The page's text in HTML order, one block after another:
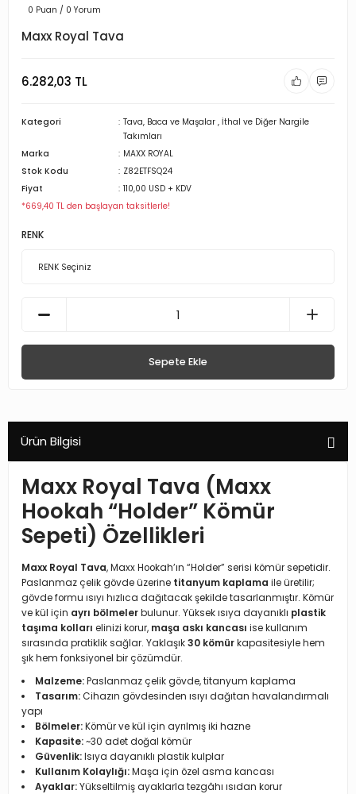
0 Puan / 0 Yorum
Maxx Royal Tava
6.282,03 TL
Kategori Tava, Baca ve Maşalar ,İthal ve Diğer Nargile
Takımları
Marka
MAXX ROYAL
Stok Kodu
Z82ETFSQ24
Fiyat
110,00 USD + KDV
*669,40 TL den başlayan taksitlerle!
RENK
Sepete Ekle
Ürün Bilgisi
Maxx Royal Tava (Maxx
Hookah “Holder” Kömür
Sepeti) Özellikleri
Maxx Royal Tava, Maxx Hookah’ın “Holder” serisi kömür sepetidir.
Paslanmaz çelik gövde üzerine titanyum kaplama ile üretilir;
gövde formu ısıyı hızlıca dağıtacak şekilde tasarlanmıştır. Kömür
ve kül için ayrı bölmelerbulunur. Yüksek ısıya dayanıklı plastik
taşıma kolları elinizi korur, maşa askı kancası ise kullanım
sırasında pratiklik sağlar. Yaklaşık30 kömürkapasitesiyle hem
şık hem fonksiyonel bir çözümdür.
Malzeme:Paslanmaz çelik gövde, titanyum kaplama
Tasarım:Cihazın gövdesinden ısıyı dağıtan havalandırmalı
yapı
Bölmeler:Kömür ve kül için ayrılmış iki hazne
Kapasite:~30 adet doğal kömür
Güvenlik:Isıya dayanıklı plastik kulplar
Kullanım Kolaylığı:Maşa için özel asma kancası
Ayaklar:Yükseltilmiş ayaklarla tezgâhı ısıdan korur